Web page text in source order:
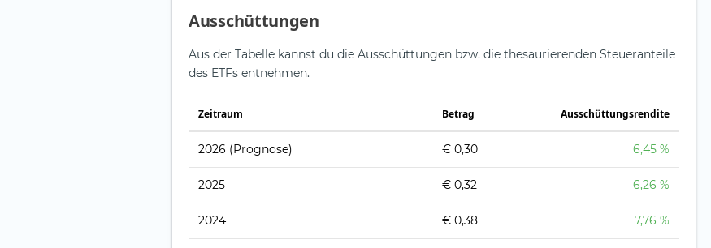
Ausschüttungen
Aus der Tabelle kannst du die Ausschüttungen bzw. die thesaurierenden Steueranteile
des ETFs entnehmen.
Zeitraum Betrag Ausschüttungsrendite
2026 (Prognose) € 0,30 6,45 %
2025 € 0,32 6,26 %
2024 € 0,38 7,76 %